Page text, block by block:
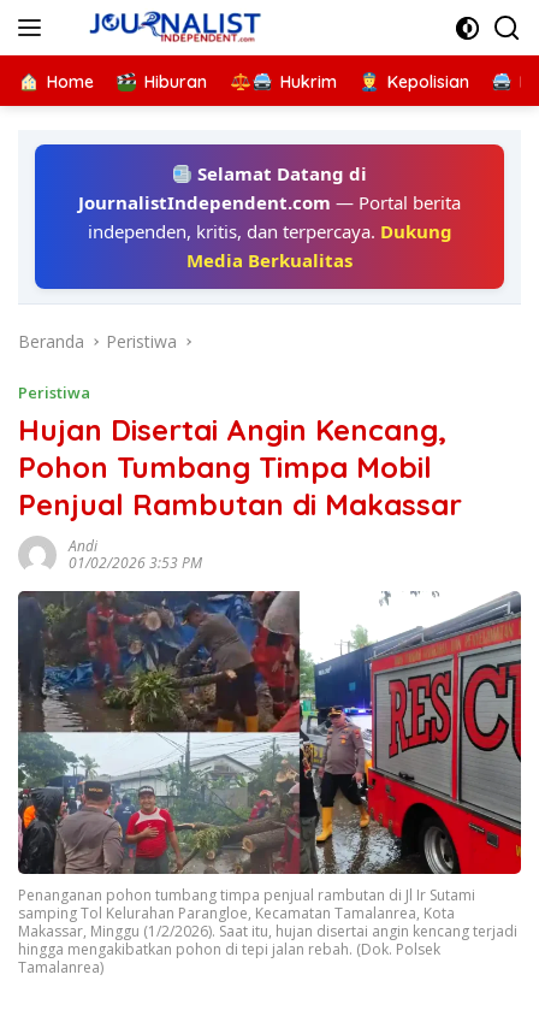
Home Hiburan Hukrim Kepolisian
Selamat Datang di
JournalistIndependent.com — Portal berita
independen, kritis, dan terpercaya. Dukung
Media Berkualitas
Beranda Peristiwa
Peristiwa
Hujan Disertai Angin Kencang,
Pohon Tumbang Timpa Mobil
Penjual Rambutan di Makassar
Andi
01/02/2026 3:53 PM
Penanganan pohon tumbang timpa penjual rambutan di Jl Ir Sutami
samping Tol Kelurahan Parangloe, Kecamatan Tamalanrea, Kota
Makassar, Minggu (1/2/2026). Saat itu, hujan disertai angin kencang terjadi
hingga mengakibatkan pohon di tepi jalan rebah. (Dok. Polsek
Tamalanrea)